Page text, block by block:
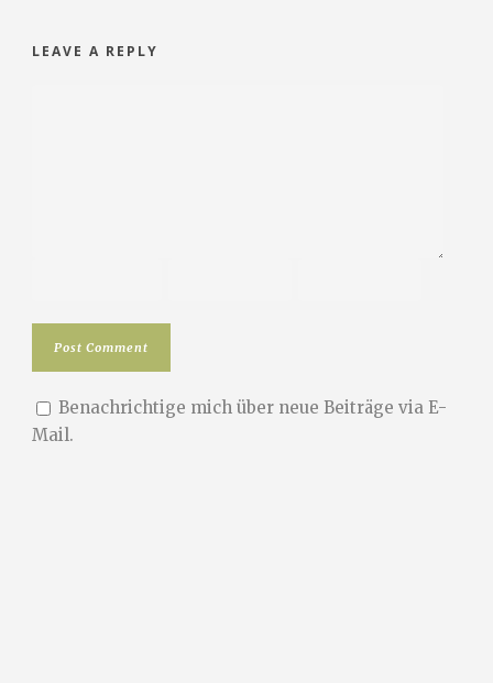
LEAVE A REPLY
Benachrichtige mich über neue Beiträge via E-
Mail.